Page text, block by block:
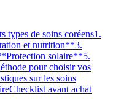
types de soins coréens1.
et nutrition**3.
solaire**5.
pour choisir vos
sur les soins
Checklist avant achat